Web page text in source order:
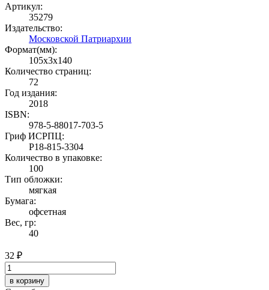
Артикул:
35279
Издательство:
Московской Патриархии
Формат(мм):
105x3x140
Количество страниц:
72
Год издания:
2018
ISBN:
978-5-88017-703-5
Гриф ИСРПЦ:
Р18-815-3304
Количество в упаковке:
100
Тип обложки:
мягкая
Бумага:
офсетная
Вес, гр:
40
32 ₽
в корзину